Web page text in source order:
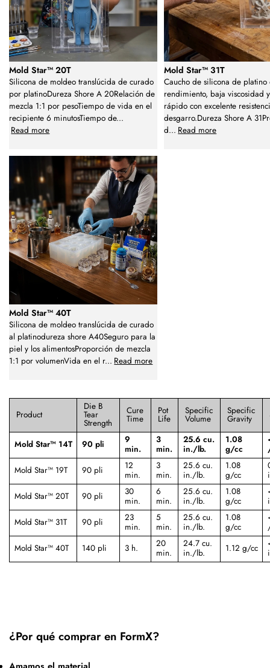
Mold Star™ 20T
Silicona de moldeo translúcida de curado
por platinoDureza Shore A 20Relación de
mezcla 1:1 por pesoTiempo de vida en el
recipiente 6 minutosTiempo de...
Read more
Mold Star™ 31T
Caucho de silicona de platino
rendimiento, baja viscosidad
rápido con excelente
desgarro.Dureza Shore A
d... Read more
Mold Star™ 40T
Silicona de moldeo translúcida de curado
al platinodureza shore A40Seguro para la
piel y los alimentosProporción de mezcla
1:1 por volumenVida en el r... Read more
Product
Die B
Tear
Strength
Cure
Time
Pot
Life
Specific
Volume
Specific
Gravity
Mold Star™ 14T 90 pli
9
min.
3
min.
25.6 cu.
in./lb.
1.08
g/cc
Mold Star™ 19T
90 pli
12
min.
3
min.
25.6 cu.
in./lb.
1.08
g/cc
Mold Star™ 20T
90 pli
30
min.
6
min.
25.6 cu.
in./lb.
1.08
g/cc
Mold Star™ 31T
90 pli
23
min.
5
min.
25.6 cu.
in./lb.
1.08
g/cc
Mold Star™ 40T
140 pli 3 h.
20
min.
24.7 cu.
in./lb.
1.12 g/cc
¿Por qué comprar en FormX?